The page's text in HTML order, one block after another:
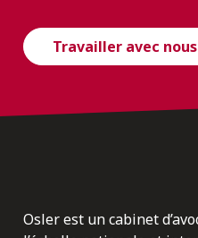
Travailler avec nous
Osler est un cabinet